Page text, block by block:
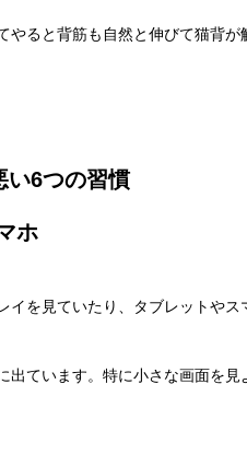
やると背筋も自然と伸びて猫背が
い6つの習慣
ホ
イを見ていたり、タブレットや
出ています。特に小さな画面を